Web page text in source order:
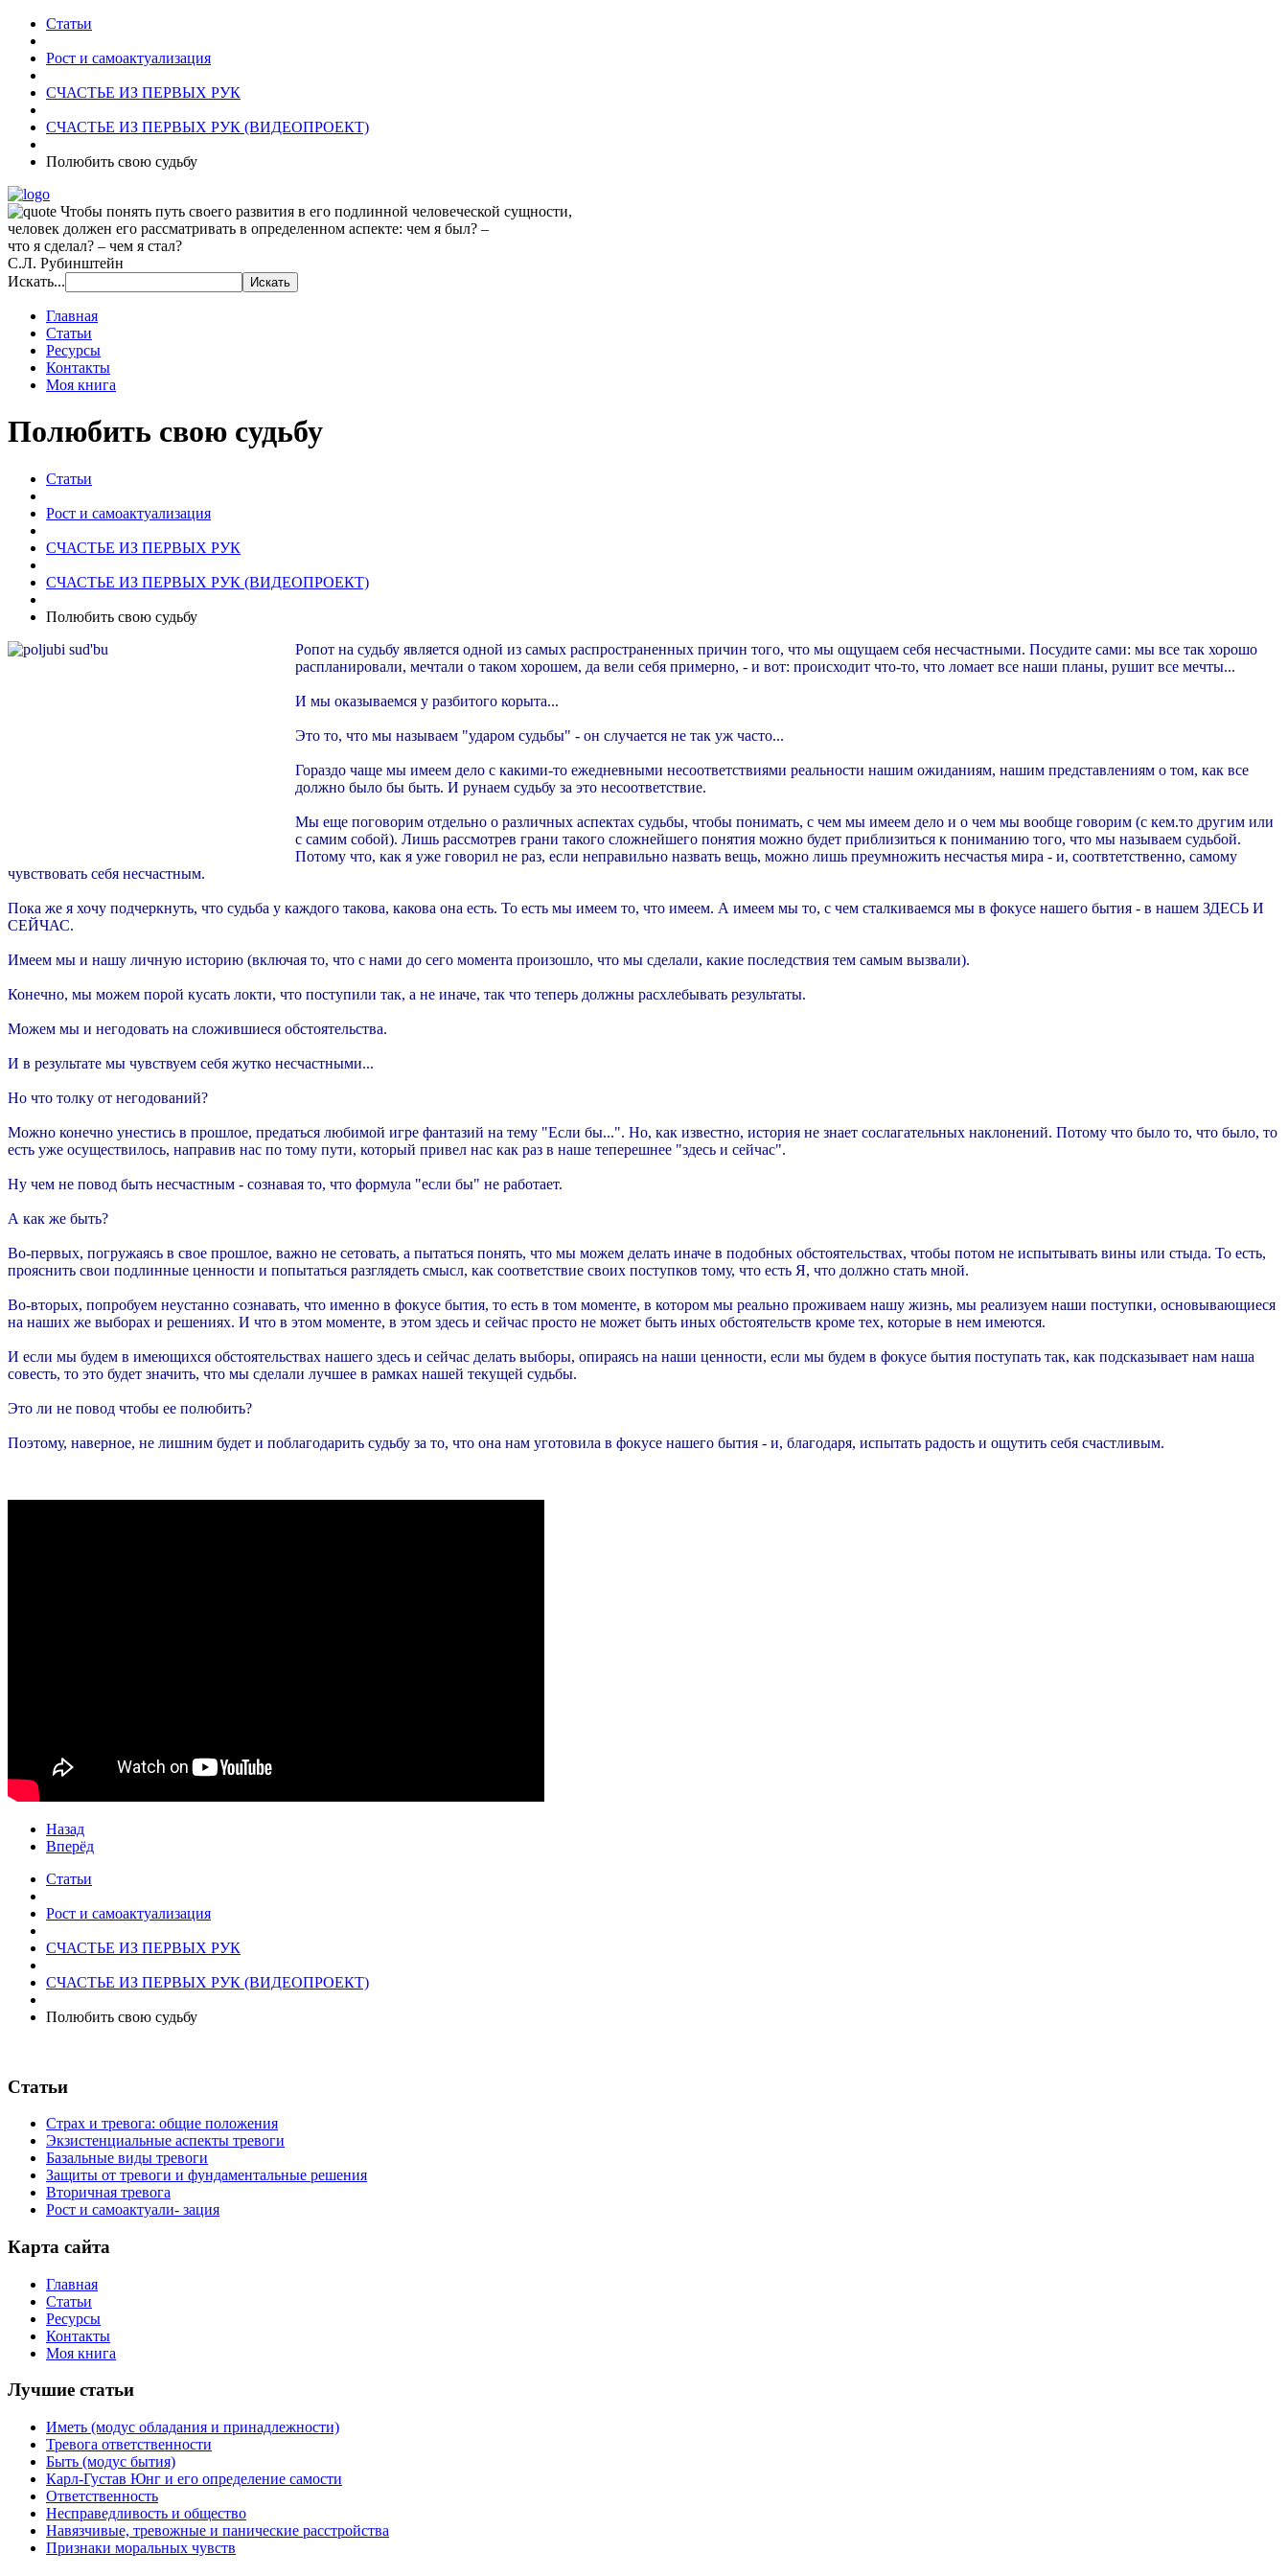
Статьи
Рост и самоактуализация
СЧАСТЬЕ ИЗ ПЕРВЫХ РУК
СЧАСТЬЕ ИЗ ПЕРВЫХ РУК (ВИДЕОПРОЕКТ)
Полюбить свою судьбу
Чтобы понять путь своего развития в его подлинной человеческой сущности,
человек должен его рассматривать в определенном аспекте: чем я был? –
что я сделал? – чем я стал?
С.Л. Рубинштейн
Искать...
Главная
Статьи
Ресурсы
Контакты
Моя книга
Полюбить свою судьбу
Статьи
Рост и самоактуализация
СЧАСТЬЕ ИЗ ПЕРВЫХ РУК
СЧАСТЬЕ ИЗ ПЕРВЫХ РУК (ВИДЕОПРОЕКТ)
Полюбить свою судьбу
Ропот на судьбу является одной из самых распространенных причин того, что мы ощущаем себя несчастными. Посудите сами: мы все так хорошо
распланировали, мечтали о таком хорошем, да вели себя примерно, - и вот: происходит что-то, что ломает все наши планы, рушит все мечты...
И мы оказываемся у разбитого корыта...
Это то, что мы называем "ударом судьбы" - он случается не так уж часто...
Гораздо чаще мы имеем дело с какими-то ежедневными несоответствиями реальности нашим ожиданиям, нашим представлениям о том, как все
должно было бы быть. И рунаем судьбу за это несоответствие.
Мы еще поговорим отдельно о различных аспектах судьбы, чтобы понимать, с чем мы имеем дело и о чем мы вообще говорим (с кем.то другим или
с самим собой). Лишь рассмотрев грани такого сложнейшего понятия можно будет приблизиться к пониманию того, что мы называем судьбой.
Потому что, как я уже говорил не раз, если неправильно назвать вещь, можно лишь преумножить несчастья мира - и, соотвтетственно, самому
чувствовать себя несчастным.
Пока же я хочу подчеркнуть, что судьба у каждого такова, какова она есть. То есть мы имеем то, что имеем. А имеем мы то, с чем сталкиваемся мы в фокусе нашего бытия - в нашем ЗДЕСЬ И
СЕЙЧАС.
Имеем мы и нашу личную историю (включая то, что с нами до сего момента произошло, что мы сделали, какие последствия тем самым вызвали).
Конечно, мы можем порой кусать локти, что поступили так, а не иначе, так что теперь должны расхлебывать результаты.
Можем мы и негодовать на сложившиеся обстоятельства.
И в результате мы чувствуем себя жутко несчастными...
Но что толку от негодований?
Можно конечно унестись в прошлое, предаться любимой игре фантазий на тему "Если бы...". Но, как известно, история не знает сослагательных наклонений. Потому что было то, что было, то
есть уже осуществилось, направив нас по тому пути, который привел нас как раз в наше теперешнее "здесь и сейчас".
Ну чем не повод быть несчастным - сознавая то, что формула "если бы" не работает.
А как же быть?
Во-первых, погружаясь в свое прошлое, важно не сетовать, а пытаться понять, что мы можем делать иначе в подобных обстоятельствах, чтобы потом не испытывать вины или стыда. То есть,
прояснить свои подлинные ценности и попытаться разглядеть смысл, как соответствие своих поступков тому, что есть Я, что должно стать мной.
Во-вторых, попробуем неустанно сознавать, что именно в фокусе бытия, то есть в том моменте, в котором мы реально проживаем нашу жизнь, мы реализуем наши поступки, основывающиеся
на наших же выборах и решениях. И что в этом моменте, в этом здесь и сейчас просто не может быть иных обстоятельств кроме тех, которые в нем имеются.
И если мы будем в имеющихся обстоятельствах нашего здесь и сейчас делать выборы, опираясь на наши ценности, если мы будем в фокусе бытия поступать так, как подсказывает нам наша
совесть, то это будет значить, что мы сделали лучшее в рамках нашей текущей судьбы.
Это ли не повод чтобы ее полюбить?
Поэтому, наверное, не лишним будет и поблагодарить судьбу за то, что она нам уготовила в фокусе нашего бытия - и, благодаря, испытать радость и ощутить себя счастливым.
Назад
Вперёд
Статьи
Рост и самоактуализация
СЧАСТЬЕ ИЗ ПЕРВЫХ РУК
СЧАСТЬЕ ИЗ ПЕРВЫХ РУК (ВИДЕОПРОЕКТ)
Полюбить свою судьбу
Статьи
Страх и тревога: общие положения
Экзистенциальные аспекты тревоги
Базальные виды тревоги
Защиты от тревоги и фундаментальные решения
Вторичная тревога
Рост и самоактуали- зация
Карта сайта
Главная
Статьи
Ресурсы
Контакты
Моя книга
Лучшие статьи
Иметь (модус обладания и принадлежности)
Тревога ответственности
Быть (модус бытия)
Карл-Густав Юнг и его определение самости
Ответственность
Несправедливость и общество
Навязчивые, тревожные и панические расстройства
Признаки моральных чувств